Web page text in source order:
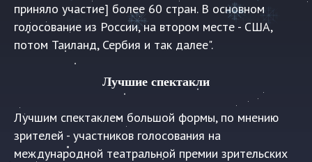
приняло участие] более 60 стран. В основном
голосование из России, на втором месте - США,
потом Таиланд, Сербия и так далее".
Лучшие спектакли
Лучшим спектаклем большой формы, по мнению
зрителей - участников голосования на
международной театральной премии зрительских